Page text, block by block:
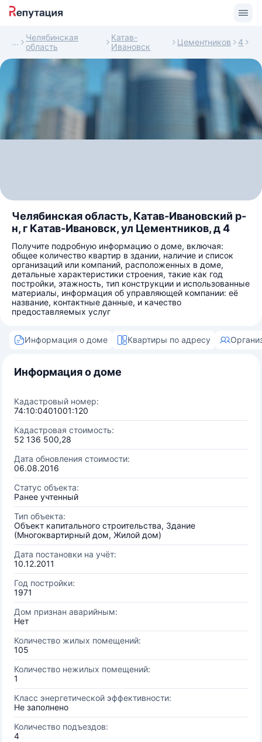
Челябинская
область
Катав-
Ивановск
Цементников 4
Челябинская область, Катав-Ивановский р-
н, г Катав-Ивановск, ул Цементников, д 4
Получите подробную информацию о доме, включая:
общее количество квартир в здании, наличие и список
организаций или компаний, расположенных в доме,
детальные характеристики строения, такие как год
постройки, этажность, тип конструкции и использованные
материалы, информация об управляющей компании: её
название, контактные данные, и качество
предоставляемых услуг
Информация о доме Квартиры по адресу
Информация о доме
Кадастровый номер:
74:10:0401001:120
Кадастровая стоимость:
52 136 500,28
Дата обновления стоимости:
06.08.2016
Статус объекта:
Ранее учтенный
Тип объекта:
Объект капитального строительства, Здание
(Многоквартирный дом, Жилой дом)
Дата постановки на учёт:
10.12.2011
Год постройки:
1971
Дом признан аварийным:
Нет
Количество жилых помещений:
105
Количество нежилых помещений:
1
Класс энергетической эффективности:
Не заполнено
Количество подъездов:
4